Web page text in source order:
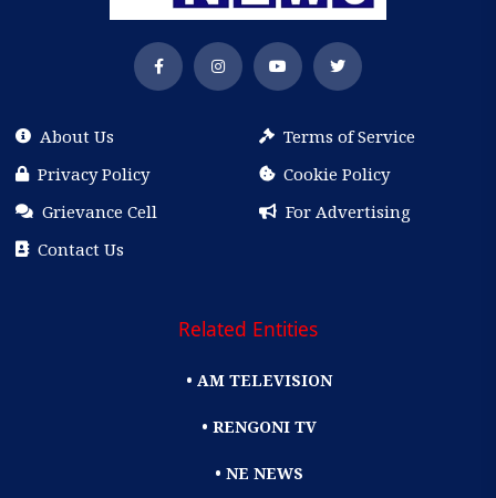
About Us
Terms of Service
Privacy Policy
Cookie Policy
Grievance Cell
For Advertising
Contact Us
Related Entities
• AM TELEVISION
• RENGONI TV
• NE NEWS